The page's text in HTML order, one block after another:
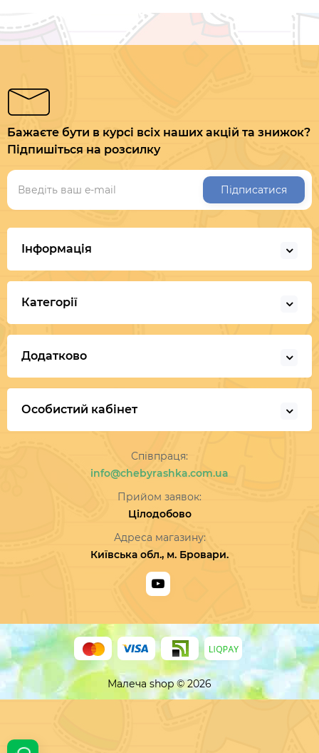
Бажаєте бути в курсі всіх наших акцій та знижок?
Підпишіться на розсилку
Підписатися
Інформація
Категорії
Додатково
Особистий кабінет
Співпраця:
info@chebyrashka.com.ua
Прийом заявок:
Цілодобово
Адреса магазину:
Київська обл., м. Бровари.
Малеча shop © 2026